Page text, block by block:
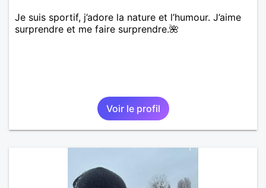
Je suis sportif, j’adore la nature et l’humour. J’aime
surprendre et me faire surprendre.🌺
Voir le profil